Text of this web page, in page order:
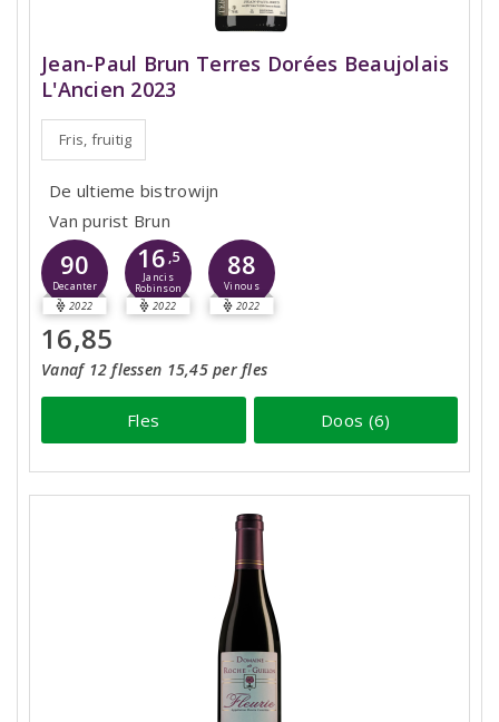
Jean-Paul Brun Terres Dorées Beaujolais
L'Ancien 2023
Fris, fruitig
De ultieme bistrowijn
Van purist Brun
90
Decanter
2022
16 ,5
Jancis
Robinson
2022
88
Vinous
2022
16,85
Vanaf 12 flessen 15,45 per fles
Fles Doos (6)